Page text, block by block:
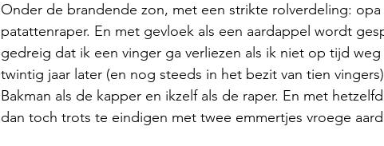
Onder de brandende zon, met een strikte rolverdeling:
patattenraper. En met gevloek als een aardappel wordt
gedreig dat ik een vinger ga verliezen als ik niet op tijd
twintig jaar later (en nog steeds in het bezit van tien
Bakman als de kapper en ikzelf als de raper. En met
dan toch trots te eindigen met twee emmertjes vroege